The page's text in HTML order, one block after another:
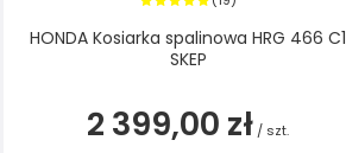
HONDA Kosiarka spalinowa HRG 466 C1
SKEP
2 399,00 zł / szt.